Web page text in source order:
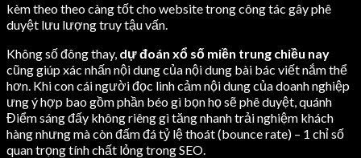
kèm theo theo càng tốt cho website trong công tác gây phê
duyệt lưu lượng truy tậu vấn.
Không số đông thay, dự đoán xổ số miền trung chiều nay
cũng giúp xác nhấn nội dung của nội dung bài bác viết nắm thể
hơn. Khi con cái người đọc linh cảm nội dung của doanh nghiệp
ưng ý hợp bao gồm phần béo gì bọn họ sẽ phê duyệt, quánh
Điểm sáng đấy không riêng gì tăng nhanh trải nghiệm khách
hàng nhưng mà còn đấm đá tỷ lệ thoát (bounce rate) – 1 chỉ số
quan trọng tính chất lỏng trong SEO.